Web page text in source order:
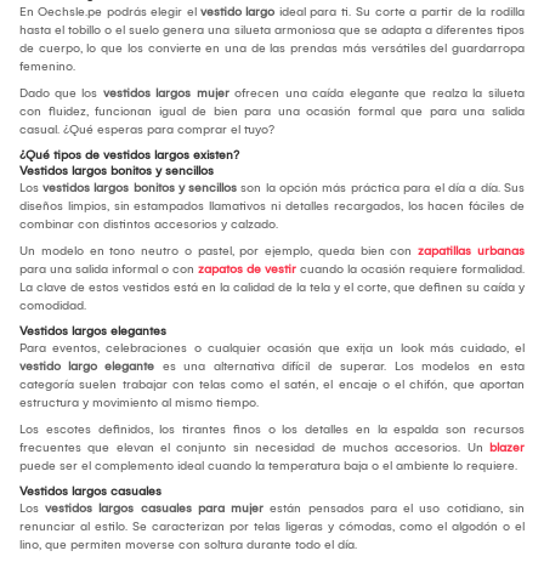
En Oechsle.pe podrás elegir el vestido largo ideal para ti. Su corte a partir de la rodilla
hasta el tobillo o el suelo genera una silueta armoniosa que se adapta a diferentes tipos
de cuerpo, lo que los convierte en una de las prendas más versátiles del guardarropa
femenino.
Dado que los vestidos largos mujer ofrecen una caída elegante que realza la silueta
con fluidez, funcionan igual de bien para una ocasión formal que para una salida
casual. ¿Qué esperas para comprar el tuyo?
¿Qué tipos de vestidos largos existen?
Vestidos largos bonitos y sencillos
Los vestidos largos bonitos y sencillos son la opción más práctica para el día a día. Sus
diseños limpios, sin estampados llamativos ni detalles recargados, los hacen fáciles de
combinar con distintos accesorios y calzado.
Un modelo en tono neutro o pastel, por ejemplo, queda bien con zapatillas urbanas
para una salida informal o con zapatos de vestir cuando la ocasión requiere formalidad.
La clave de estos vestidos está en la calidad de la tela y el corte, que definen su caída y
comodidad.
Vestidos largos elegantes
Para eventos, celebraciones o cualquier ocasión que exija un look más cuidado, el
vestido largo elegante es una alternativa difícil de superar. Los modelos en esta
categoría suelen trabajar con telas como el satén, el encaje o el chifón, que aportan
estructura y movimiento al mismo tiempo.
Los escotes definidos, los tirantes finos o los detalles en la espalda son recursos
frecuentes que elevan el conjunto sin necesidad de muchos accesorios. Un blazer
puede ser el complemento ideal cuando la temperatura baja o el ambiente lo requiere.
Vestidos largos casuales
Los vestidos largos casuales para mujer están pensados para el uso cotidiano, sin
renunciar al estilo. Se caracterizan por telas ligeras y cómodas, como el algodón o el
lino, que permiten moverse con soltura durante todo el día.